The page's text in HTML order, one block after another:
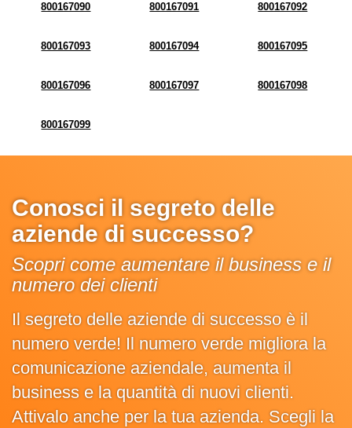
800167090 800167091 800167092
800167093 800167094 800167095
800167096 800167097 800167098
800167099
Conosci il segreto delle
aziende di successo?
Scopri come aumentare il business e il
numero dei clienti
Il segreto delle aziende di successo è il
numero verde! Il numero verde migliora la
comunicazione aziendale, aumenta il
business e la quantità di nuovi clienti.
Attivalo anche per la tua azienda. Scegli la